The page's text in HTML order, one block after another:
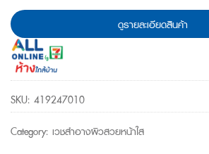
ดูรายละเอียดสินค้า
SKU: 419247010
Category: เวชสำอางผิวสวยหน้าใส